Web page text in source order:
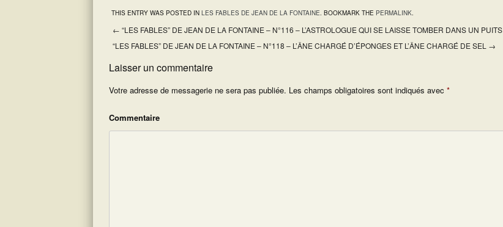
THIS ENTRY WAS POSTED IN LES FABLES DE JEAN DE LA FONTAINE . BOOKMARK THE PERMALINK
Post navigation
← “LES FABLES” DE JEAN DE LA FONTAINE – N°116 – L’ASTROLOGUE QUI SE LAISSE TOMBER DANS UN PUITS
“LES FABLES” DE JEAN DE LA FONTAINE – N°118 – L’ÂNE CHARGÉ D’ÉPONGES ET L’ÂNE CHARGÉ DE SEL →
Laisser un commentaire
Votre adresse de messagerie ne sera pas publiée. Les champs obligatoires sont indiqués avec *
Commentaire